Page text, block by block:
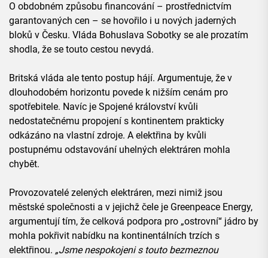
O obdobném způsobu financování – prostřednictvím
garantovaných cen – se hovořilo i u nových jaderných
bloků v Česku. Vláda Bohuslava Sobotky se ale prozatím
shodla, že se touto cestou nevydá.
Britská vláda ale tento postup hájí. Argumentuje, že v
dlouhodobém horizontu povede k nižším cenám pro
spotřebitele. Navíc je Spojené království kvůli
nedostatečnému propojení s kontinentem prakticky
odkázáno na vlastní zdroje. A elektřina by kvůli
postupnému odstavování uhelných elektráren mohla
chybět.
Provozovatelé zelených elektráren, mezi nimiž jsou
městské společnosti a v jejichž čele je Greenpeace Energy,
argumentují tím, že celková podpora pro „ostrovní“ jádro by
mohla pokřivit nabídku na kontinentálních trzích s
elektřinou. „Jsme nespokojeni s touto bezmeznou